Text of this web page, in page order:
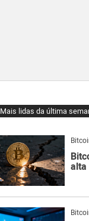
Mais lidas da última
alta